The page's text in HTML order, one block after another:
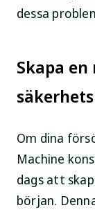
dessa
Skapa
Om dina
Machine
dags att
början.